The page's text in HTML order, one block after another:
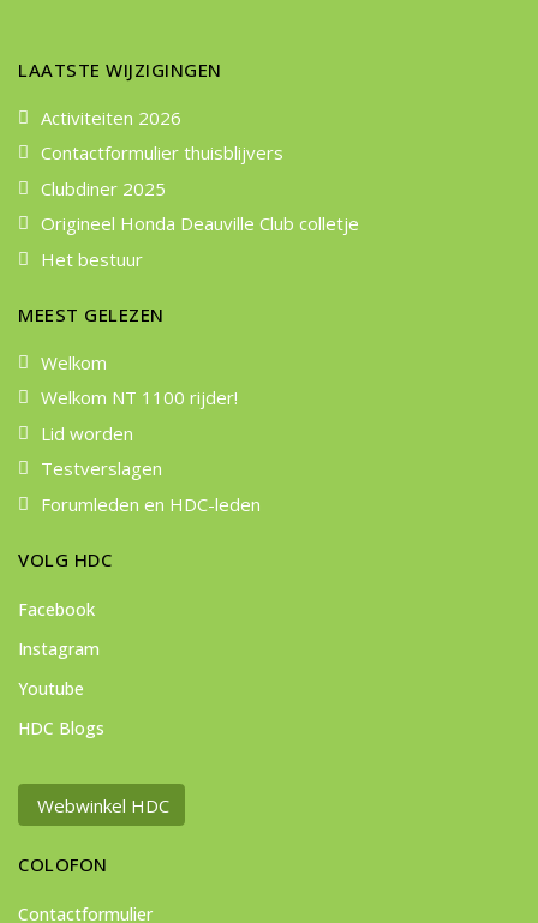
LAATSTE WIJZIGINGEN
Activiteiten 2026
Contactformulier thuisblijvers
Clubdiner 2025
Origineel Honda Deauville Club colletje
Het bestuur
MEEST GELEZEN
Welkom
Welkom NT 1100 rijder!
Lid worden
Testverslagen
Forumleden en HDC-leden
VOLG HDC
Facebook
Instagram
Youtube
HDC Blogs
Webwinkel HDC
COLOFON
Contactformulier